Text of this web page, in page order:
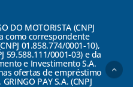
DO MOTORISTA (CNPJ
como correspondente
01.858.774/0001-10),
59.588.111/0001-03) e da
e Investimento S.A.
ofertas de empréstimo
PAY S.A. (CNPJ